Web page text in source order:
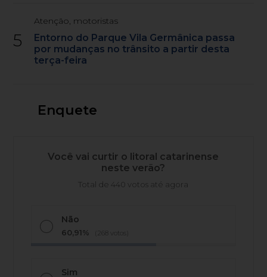
5
Atenção, motoristas
Entorno do Parque Vila Germânica passa
por mudanças no trânsito a partir desta
terça-feira
Enquete
Você vai curtir o litoral catarinense
neste verão?
Total de 440 votos até agora
Não
60,91% (268 votos)
Sim